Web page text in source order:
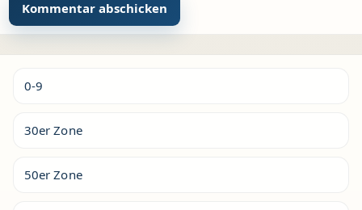
0-9
30er Zone
50er Zone